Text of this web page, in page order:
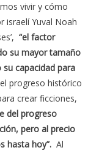
vivir y cómo
Yuval Noah
“el factor
su mayor tamaño
capacidad para
el progreso histórico
crear ficciones,
del progreso
pero al precio
hasta hoy”. Al